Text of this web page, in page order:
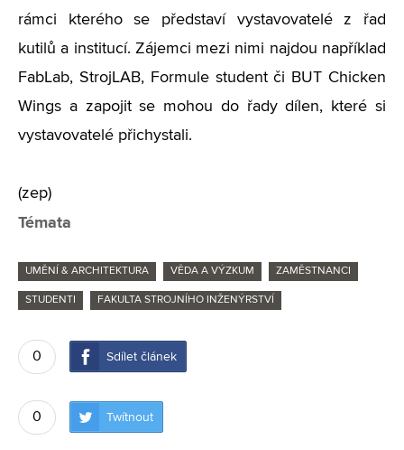
rámci kterého se představí vystavovatelé z řad
kutilů a institucí. Zájemci mezi nimi najdou například
FabLab, StrojLAB, Formule student či BUT Chicken
Wings a zapojit se mohou do řady dílen, které si
vystavovatelé přichystali.
(zep)
Témata
UMĚNÍ & ARCHITEKTURA VĚDA A VÝZKUM ZAMĚSTNANCI
STUDENTI FAKULTA STROJNÍHO INŽENÝRSTVÍ
0 Sdílet článek
0 Twítnout